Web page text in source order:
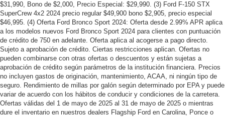
$31,990, Bono de $2,000, Precio Especial: $29,990. (3) Ford F-150 STX
SuperCrew 4x2 2024 precio regular $49,900 bono $2,905, precio especial
$46,995. (4) Oferta Ford Bronco Sport 2024: Oferta desde 2.99% APR aplica
a los modelos nuevos Ford Bronco Sport 2024 para clientes con puntuación
de crédito de 750 en adelante. Oferta aplica al acogerse a pago directo.
Sujeto a aprobación de crédito. Ciertas restricciones aplican. Ofertas no
pueden combinarse con otras ofertas o descuentos y están sujetas a
aprobación de crédito según parámetros de la institución financiera. Precios
no incluyen gastos de originación, mantenimiento, ACAA, ni ningún tipo de
seguro. Rendimiento de millas por galón según determinado por EPA y puede
variar de acuerdo con los hábitos de conducir y condiciones de la carretera.
Ofertas válidas del 1 de mayo de 2025 al 31 de mayo de 2025 o mientras
dure el inventario en nuestros dealers Flagship Ford en Carolina, Ponce o